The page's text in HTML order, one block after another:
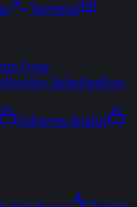
Terminal
Fonu
Portföy ŞirketleriFon
Çakışma Analizi